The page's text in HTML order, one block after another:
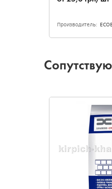
Производитель: